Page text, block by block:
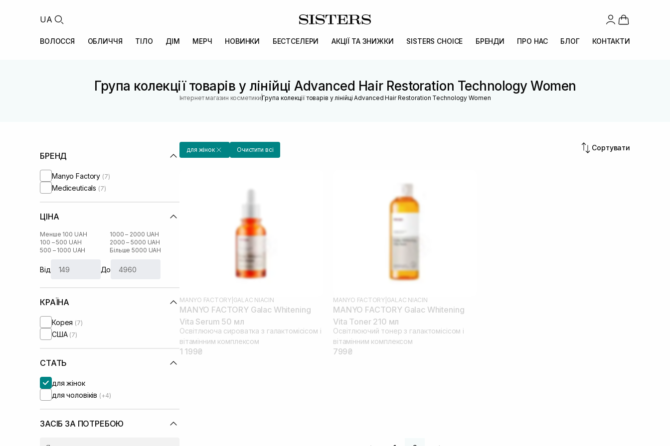
UA
ВОЛОССЯ ОБЛИЧЧЯ ТІЛО ДІМ МЕРЧ НОВИНКИ БЕСТСЕЛЕРИ АКЦІЇ ТА ЗНИЖКИ SISTERS CHOICE БРЕНДИ ПРО НАС БЛОГ КОНТАКТИ
Група колекції товарів у лінійці Advanced Hair Restoration Technology Women
Інтернет магазин косметики |Група колекції товарів у лінійці Advanced Hair Restoration Technology Women
БРЕНД
Manyo Factory (7)
Mediceuticals (7)
ЦІНА
Менше 100 UAH
100 – 500 UAH
500 – 1000 UAH
1000 – 2000 UAH
2000 – 5000 UAH
Більше 5000 UAH
Від До
КРАЇНА
Корея (7)
США (7)
СТАТЬ
для жінок
для чоловіків (+4)
ЗАСІБ ЗА ПОТРЕБОЮ
для жінок Очистити всі Сортувати
MANYO FACTORY| GALAC NIACIN
MANYO FACTORY Galac Whitening
Vita Serum 50 мл
Освітлююча сироватка з галактомісісом і
вітамінним комплексом
1 199₴
MANYO FACTORY| GALAC NIACIN
MANYO FACTORY Galac Whitening
Vita Toner 210 мл
Освітлюючий тонер з галактомісісом і
вітамінним комплексом
799₴